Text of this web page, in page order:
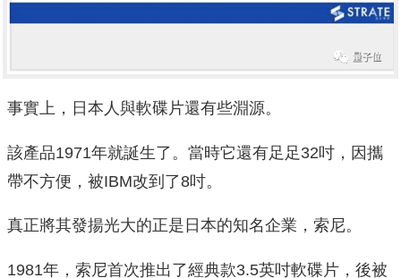
事實上，日本人與軟碟片還有些淵源。
該產品1971年就誕生了。當時它還有足足32吋，因攜
帶不方便，被IBM改到了8吋。
真正將其發揚光大的正是日本的知名企業，索尼。
1981年，索尼首次推出了經典款3.5英吋軟碟片，後被